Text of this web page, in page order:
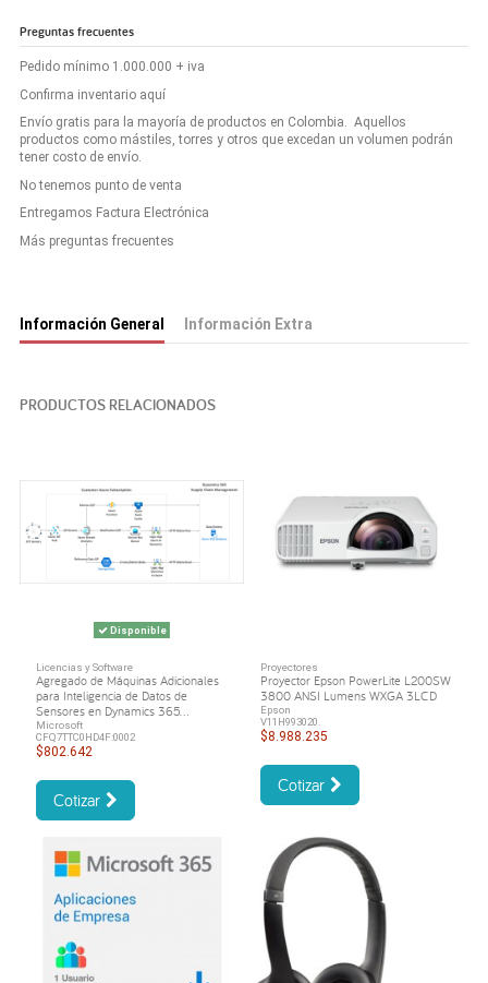
Preguntas frecuentes
Pedido mínimo 1.000.000 + iva
Confirma inventario aquí
Envío gratis para la mayoría de productos en Colombia. Aquellos
productos como mástiles, torres y otros que excedan un volumen podrán
tener costo de envío.
No tenemos punto de venta
Entregamos Factura Electrónica
Más preguntas frecuentes
Información General Información Extra
PRODUCTOS RELACIONADOS
Disponible
Licencias y Software
Agregado de Máquinas Adicionales
para Inteligencia de Datos de
Sensores en Dynamics 365...
Microsoft
CFQ7TTC0HD4F:0002
$802.642
Cotizar
Proyectores
Proyector Epson PowerLite L200SW
3800 ANSI Lumens WXGA 3LCD
Epson
V11H993020.
$8.988.235
Cotizar